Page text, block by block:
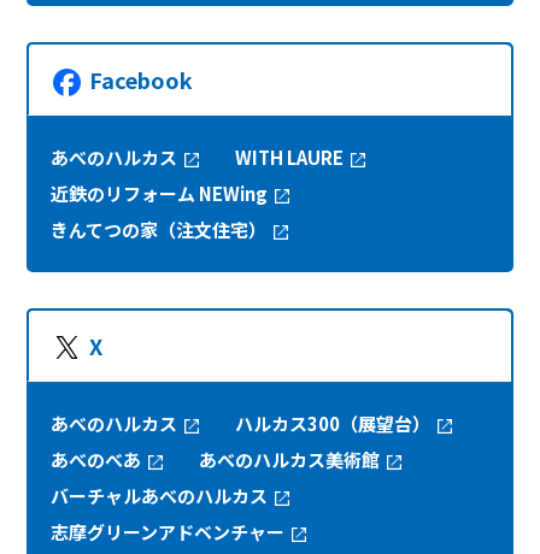
Facebook
あべのハルカス
WITH LAURE
近鉄のリフォーム NEWing
きんてつの家（注文住宅）
X
あべのハルカス
ハルカス300（展望台）
あべのべあ
あべのハルカス美術館
バーチャルあべのハルカス
志摩グリーンアドベンチャー